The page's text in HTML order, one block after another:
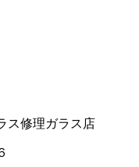
ス修理ガラス店